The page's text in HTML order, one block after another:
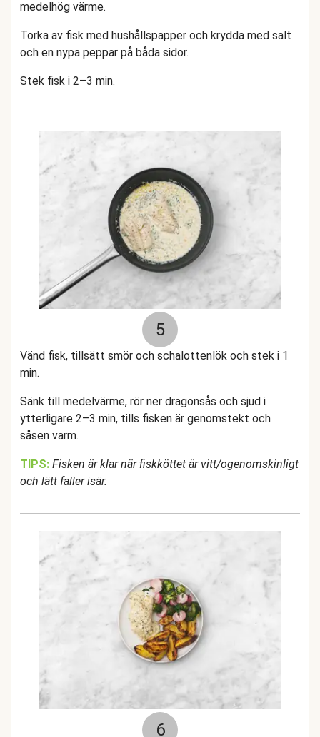
medelhög värme.
Torka av fisk med hushållspapper och krydda med salt
och en nypa peppar på båda sidor.
Stek fisk i 2–3 min.
5
Vänd fisk, tillsätt smör och schalottenlök och stek i 1
min.
Sänk till medelvärme, rör ner dragonsås och sjud i
ytterligare 2–3 min, tills fisken är genomstekt och
såsen varm.
TIPS: Fisken är klar när fiskköttet är vitt/ogenomskinligt
och lätt faller isär.
6